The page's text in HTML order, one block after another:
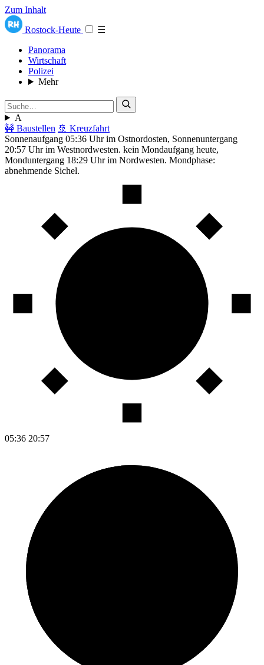
Zum Inhalt
Rostock-Heute
☰
Panorama
Wirtschaft
Polizei
Mehr
A
🚧 Baustellen 🚢 Kreuzfahrt
Sonnenaufgang 05:36 Uhr im Ostnordosten, Sonnenuntergang
20:57 Uhr im Westnordwesten. kein Mondaufgang heute,
Monduntergang 18:29 Uhr im Nordwesten. Mondphase:
abnehmende Sichel.
05:36 20:57